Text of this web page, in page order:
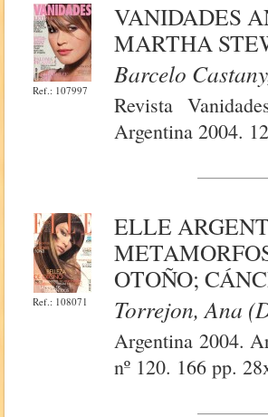
Ref.: 107997
VANIDADES
MARTHA
Barcelo
Revista
Argentina 2004.
Ref.: 108071
ELLE
OTOÑO;
Torrejon, Ana
Argentina 2004.
nº 120. 166 pp.